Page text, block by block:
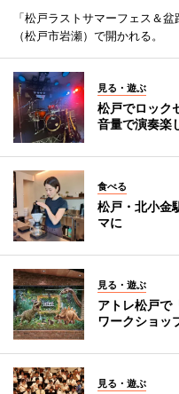
「松戸ラストサマーフェス＆
（松戸市岩瀬）で開かれる。
見る・遊ぶ
松戸でロック
音量で演奏楽
食べる
松戸・北小金
マに
見る・遊ぶ
アトレ松戸で
ワークショッ
見る・遊ぶ